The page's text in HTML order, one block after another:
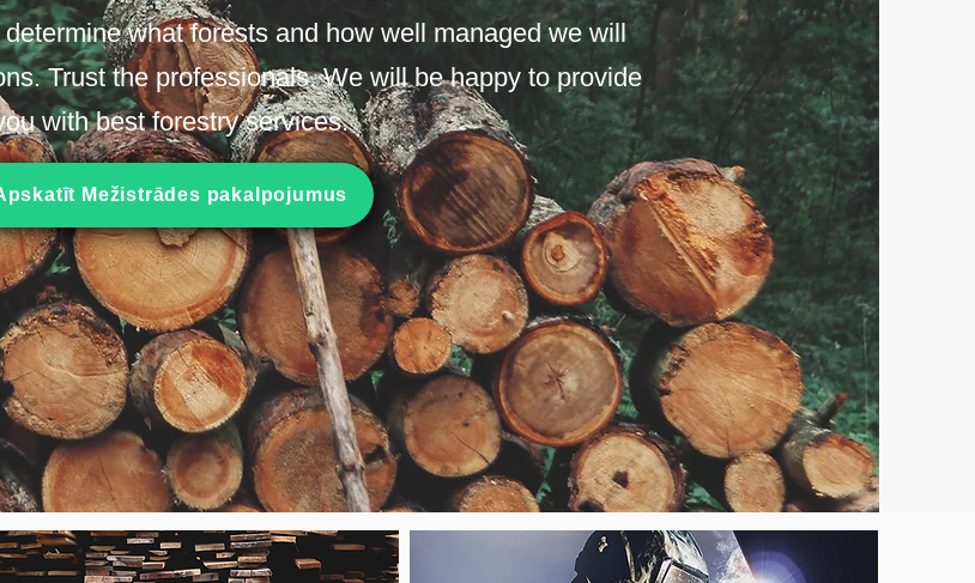
what forests and how well managed we will
Trust the professionals. We will be happy to provide
with best forestry services.
Mežistrādes pakalpojumus